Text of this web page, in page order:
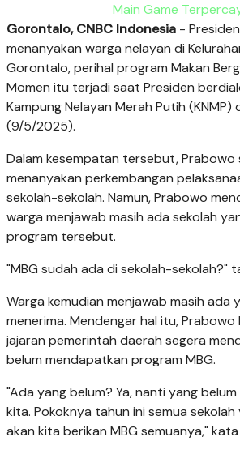
Main Game
Gorontalo, CNBC Indonesia -
menanyakan warga nelayan di
Gorontalo, perihal program Makan
Momen itu terjadi saat Presiden
Kampung Nelayan Merah Putih
(9/5/2025).
Dalam kesempatan tersebut, Prabowo
menanyakan perkembangan
sekolah-sekolah. Namun, Prabowo
warga menjawab masih ada sekolah
program tersebut.
"MBG sudah ada di sekolah-sekolah?"
Warga kemudian menjawab masih ada
menerima. Mendengar hal itu, Prabowo
jajaran pemerintah daerah segera
belum mendapatkan program MBG.
"Ada yang belum? Ya, nanti yang
kita. Pokoknya tahun ini semua
akan kita berikan MBG semuanya,"